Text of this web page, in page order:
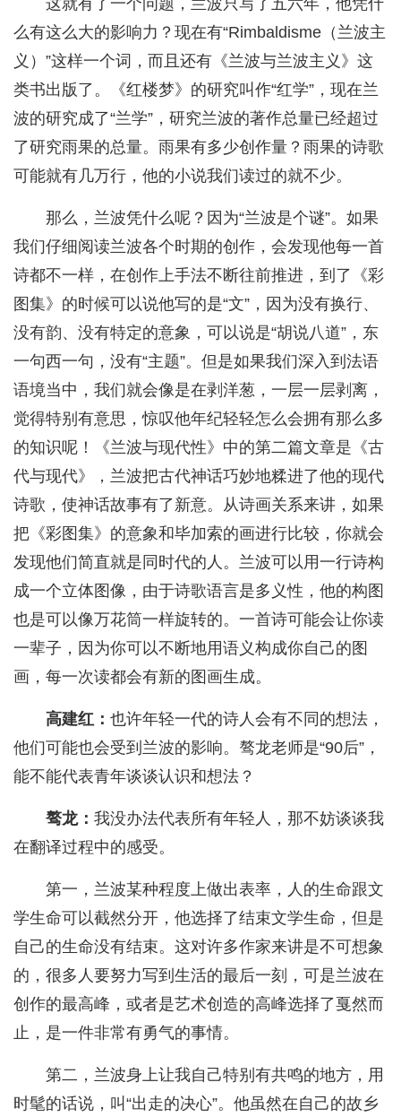
这就有了一个问题，兰波只写了五六年，他凭什
么有这么大的影响力？现在有“Rimbaldisme（兰波主
义）”这样一个词，而且还有《兰波与兰波主义》这
类书出版了。《红楼梦》的研究叫作“红学”，现在兰
波的研究成了“兰学”，研究兰波的著作总量已经超过
了研究雨果的总量。雨果有多少创作量？雨果的诗歌
可能就有几万行，他的小说我们读过的就不少。
那么，兰波凭什么呢？因为“兰波是个谜”。如果
我们仔细阅读兰波各个时期的创作，会发现他每一首
诗都不一样，在创作上手法不断往前推进，到了《彩
图集》的时候可以说他写的是“文”，因为没有换行、
没有韵、没有特定的意象，可以说是“胡说八道”，东
一句西一句，没有“主题”。但是如果我们深入到法语
语境当中，我们就会像是在剥洋葱，一层一层剥离，
觉得特别有意思，惊叹他年纪轻轻怎么会拥有那么多
的知识呢！《兰波与现代性》中的第二篇文章是《古
代与现代》，兰波把古代神话巧妙地糅进了他的现代
诗歌，使神话故事有了新意。从诗画关系来讲，如果
把《彩图集》的意象和毕加索的画进行比较，你就会
发现他们简直就是同时代的人。兰波可以用一行诗构
成一个立体图像，由于诗歌语言是多义性，他的构图
也是可以像万花筒一样旋转的。一首诗可能会让你读
一辈子，因为你可以不断地用语义构成你自己的图
画，每一次读都会有新的图画生成。
高建红： 也许年轻一代的诗人会有不同的想法，
他们可能也会受到兰波的影响。骜龙老师是“90后”，
能不能代表青年谈谈认识和想法？
骜龙： 我没办法代表所有年轻人，那不妨谈谈我
在翻译过程中的感受。
第一，兰波某种程度上做出表率，人的生命跟文
学生命可以截然分开，他选择了结束文学生命，但是
自己的生命没有结束。这对许多作家来讲是不可想象
的，很多人要努力写到生活的最后一刻，可是兰波在
创作的最高峰，或者是艺术创造的高峰选择了戛然而
止，是一件非常有勇气的事情。
第二，兰波身上让我自己特别有共鸣的地方，用
时髦的话说，叫“出走的决心”。他虽然在自己的故乡